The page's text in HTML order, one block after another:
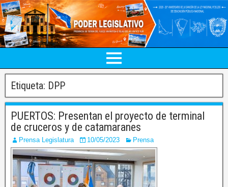
Etiqueta: DPP
PUERTOS: Presentan el proyecto de terminal
de cruceros y de catamaranes
Prensa Legislatura 10/05/2023 Prensa